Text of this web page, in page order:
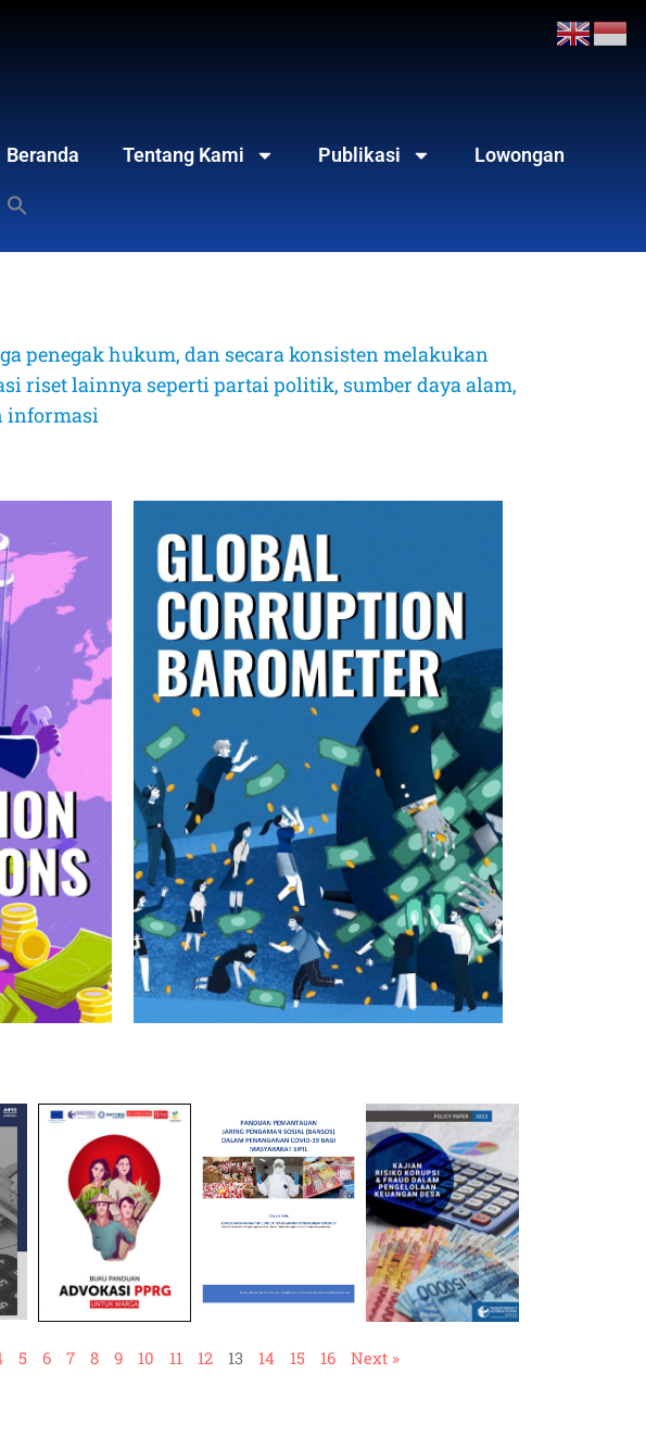
Beranda Tentang Kami Publikasi Lowongan
penegak hukum, dan secara konsisten melakukan
riset lainnya seperti partai politik, sumber daya alam,
informasi
5 6 7 8 9 10 11 12 13 14 15 16 Next »